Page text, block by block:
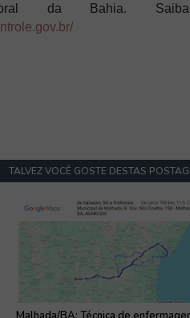
da Bahia.
TALVEZ VOCÊ GOSTE DESTAS